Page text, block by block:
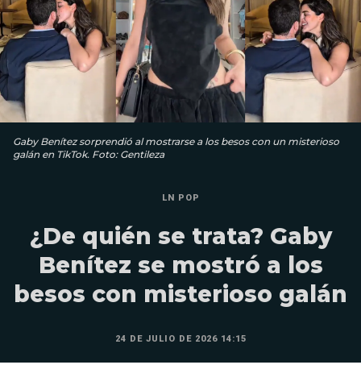
Gaby Benítez sorprendió al mostrarse a los besos con un misterioso
galán en TikTok. Foto: Gentileza
LN POP
¿De quién se trata? Gaby
Benítez se mostró a los
besos con misterioso galán
24 DE JULIO DE 2026 14:15